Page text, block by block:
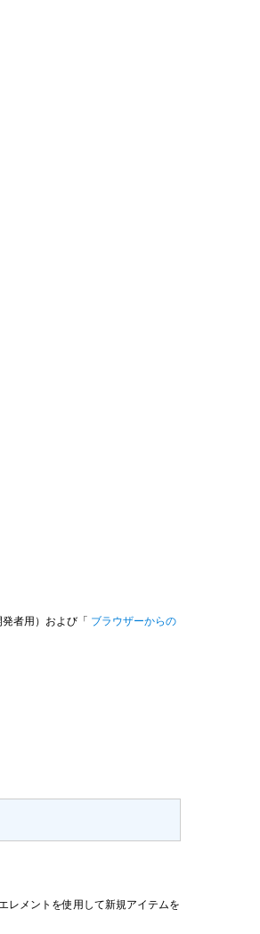
者用）および「 ブラウザーからの
レメントを使用して新規アイテムを